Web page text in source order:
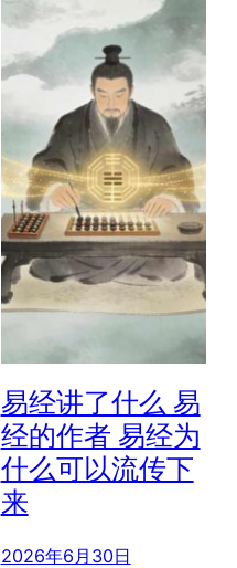
易经讲了什么 易
经的作者 易经为
什么可以流传下
来
2026年6月30日